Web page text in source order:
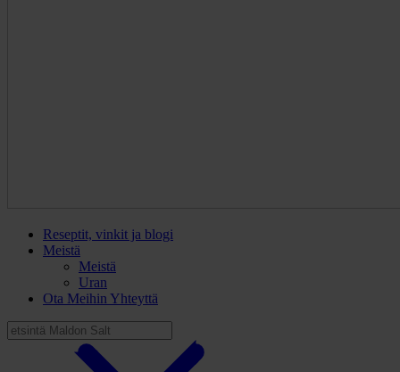
Reseptit, vinkit ja blogi
Meistä
Meistä
Uran
Ota Meihin Yhteyttä